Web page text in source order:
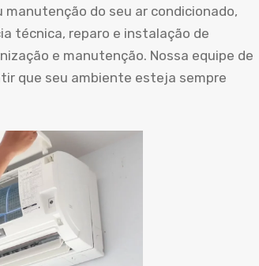
do seu ar condicionado,
técnica, reparo e instalação de
e manutenção. Nossa equipe de
que seu ambiente esteja sempre